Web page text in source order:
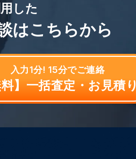
した
はこちらから
入力1分! 15分でご連絡
料】一括査定・お見積り